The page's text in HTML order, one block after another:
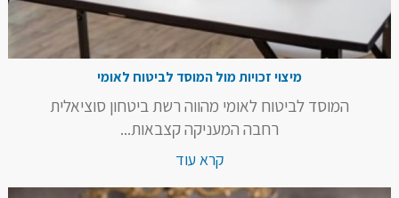
מיצוי זכויות מול המוסד לביטוח לאומי
המוסד לביטוח לאומי מהווה רשת ביטחון סוציאלית
רחבה המעניקה קצבאות...
קרא עוד